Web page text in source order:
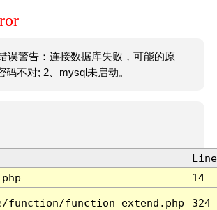
误警告：连接数据库失败，可能的原
码不对; 2、mysql未启动。
Line
14
function/function_extend.php 324